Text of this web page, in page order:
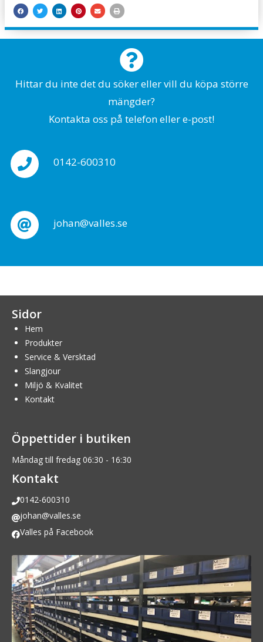
Hittar du inte det du söker eller vill du köpa större
mängder?
Kontakta oss på telefon eller e-post!
0142-600310
johan@valles.se
Sidor
Hem
Produkter
Service & Versktad
Slangjour
Miljö & Kvalitet
Kontakt
Öppettider i butiken
Måndag till fredag 06:30 - 16:30
Kontakt
0142-600310
johan@valles.se
Valles på Facebook